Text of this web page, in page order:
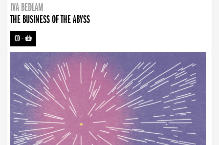
IVA BEDLAM
THE BUSINESS OF THE ABYSS
CD-